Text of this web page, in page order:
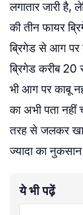
लगातार जारी
की तीन फायर
ब्रिगेड से आग पर
ब्रिगेड करीब 20
भी आग पर काबू
का अभी पता
तरह से जलकर
ज्यादा का नुकसान
ये भी पढ़ें